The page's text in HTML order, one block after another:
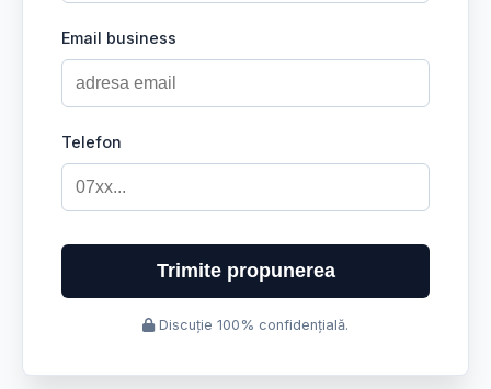
Email business
Telefon
Trimite propunerea
Discuție 100% confidențială.